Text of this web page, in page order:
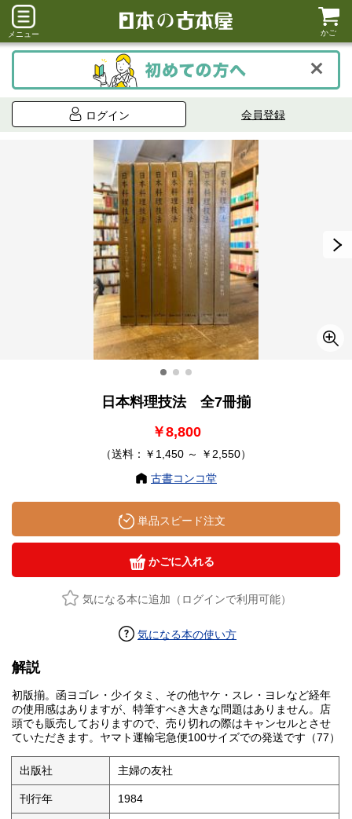
メニュー かご
ログイン 会員登録
日本料理技法 全7冊揃
￥8,800
（送料：￥1,450 ～ ￥2,550）
古書コンコ堂
単品スピード注文
かごに入れる
気になる本に追加（ログインで利用可能）
気になる本の使い方
解説
初版揃。函ヨゴレ・少イタミ、その他ヤケ・スレ・ヨレなど経年
の使用感はありますが、特筆すべき大きな問題はありません。店
頭でも販売しておりますので、売り切れの際はキャンセルとさせ
ていただきます。ヤマト運輸宅急便100サイズでの発送です（77）
出版社 主婦の友社
刊行年 1984